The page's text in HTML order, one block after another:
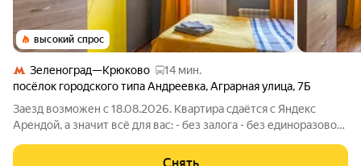
высокий спрос
Зеленоград—Крюково
14 мин.
посёлок городского типа Андреевка,Аграрная улица,7Б
Заезд возможен с 18.08.2026. Квартира сдаётся с Яндекс
Арендой, а значит всё для вас: - без залога - без единоразовой
проживания. Мы можем показать вам квартиру онлайн это так